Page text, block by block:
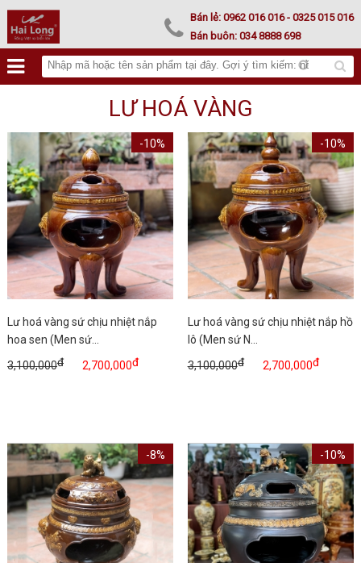
Lư hoá vàng Bán lẻ:0962 016 016 - 0325 015 016
Bán buôn:034 8888 698
LƯ HOÁ VÀNG
Lư hoá vàng sứ chịu nhiệt nắp
hoa sen (Men sứ...
3,100,000đ 2,700,000đ
-10%
Lư hoá vàng sứ chịu nhiệt nắp hồ
lô (Men sứ N...
3,100,000đ 2,700,000đ
-10%
-8% -10%